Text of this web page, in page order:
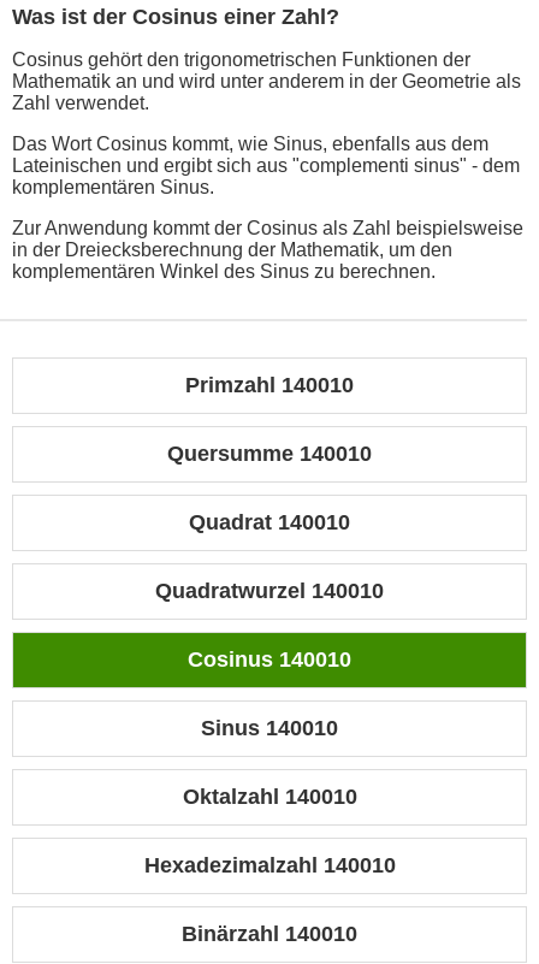
Was ist der Cosinus einer Zahl?
Cosinus gehört den trigonometrischen Funktionen der
Mathematik an und wird unter anderem in der Geometrie als
Zahl verwendet.
Das Wort Cosinus kommt, wie Sinus, ebenfalls aus dem
Lateinischen und ergibt sich aus "complementi sinus" - dem
komplementären Sinus.
Zur Anwendung kommt der Cosinus als Zahl beispielsweise
in der Dreiecksberechnung der Mathematik, um den
komplementären Winkel des Sinus zu berechnen.
Primzahl 140010
Quersumme 140010
Quadrat 140010
Quadratwurzel 140010
Cosinus 140010
Sinus 140010
Oktalzahl 140010
Hexadezimalzahl 140010
Binärzahl 140010